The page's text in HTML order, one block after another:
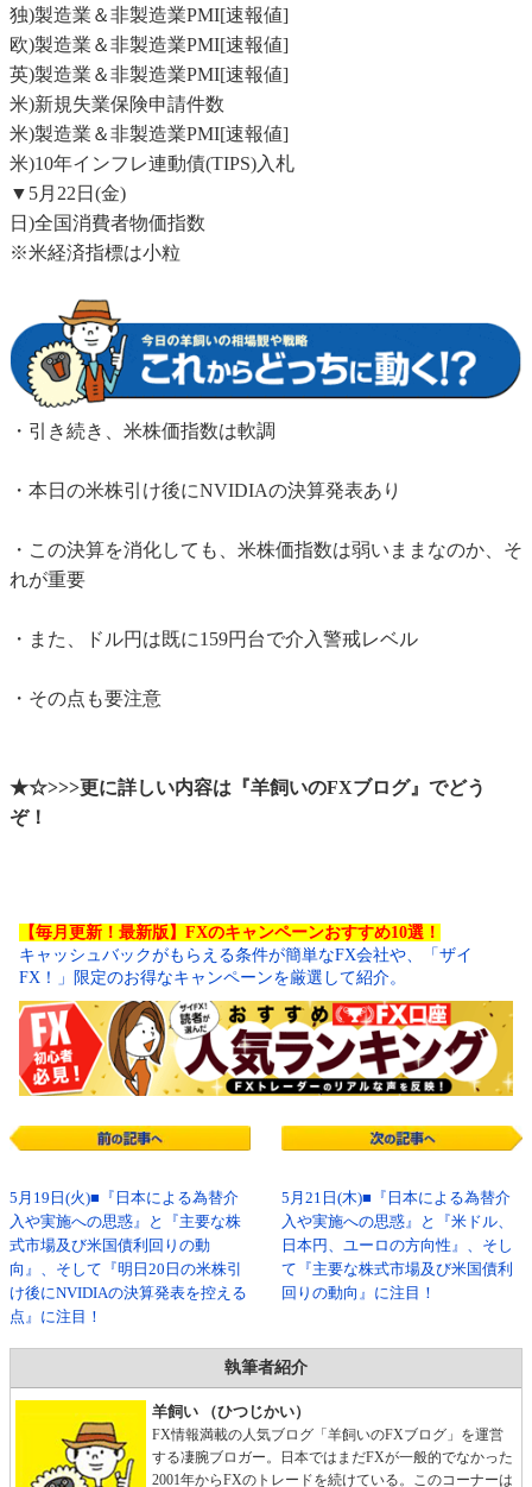
独)製造業＆非製造業PMI[速報値]
欧)製造業＆非製造業PMI[速報値]
英)製造業＆非製造業PMI[速報値]
米)新規失業保険申請件数
米)製造業＆非製造業PMI[速報値]
米)10年インフレ連動債(TIPS)入札
▼5月22日(金)
日)全国消費者物価指数
※米経済指標は小粒
・引き続き、米株価指数は軟調
・本日の米株引け後にNVIDIAの決算発表あり
・この決算を消化しても、米株価指数は弱いままなのか、そ
れが重要
・また、ドル円は既に159円台で介入警戒レベル
・その点も要注意
★☆>>>更に詳しい内容は『羊飼いのFXブログ』でどう
ぞ！
【毎月更新！最新版】FXのキャンペーンおすすめ10選！
キャッシュバックがもらえる条件が簡単なFX会社や、「ザイ
FX！」限定のお得なキャンペーンを厳選して紹介。
5月19日(火)■『日本による為替介
入や実施への思惑』と『主要な株
式市場及び米国債利回りの動
向』、そして『明日20日の米株引
け後にNVIDIAの決算発表を控える
点』に注目！
5月21日(木)■『日本による為替介
入や実施への思惑』と『米ドル、
日本円、ユーロの方向性』、そし
て『主要な株式市場及び米国債利
回りの動向』に注目！
執筆者紹介
羊飼い （ひつじかい）
FX情報満載の人気ブログ「羊飼いのFXブログ」を運営
する凄腕ブロガー。日本ではまだFXが一般的でなかった
2001年からFXのトレードを続けている。このコーナーは